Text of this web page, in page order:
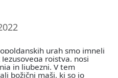
urah smo imneli
rojstva, nosi
in ljubezni. V tem
božični maši, ki so jo